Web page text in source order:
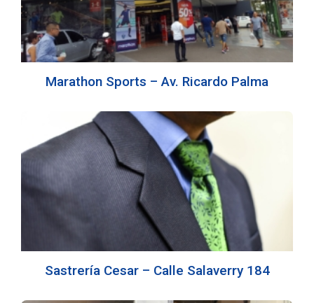
Marathon Sports – Av. Ricardo Palma
Sastrería Cesar – Calle Salaverry 184